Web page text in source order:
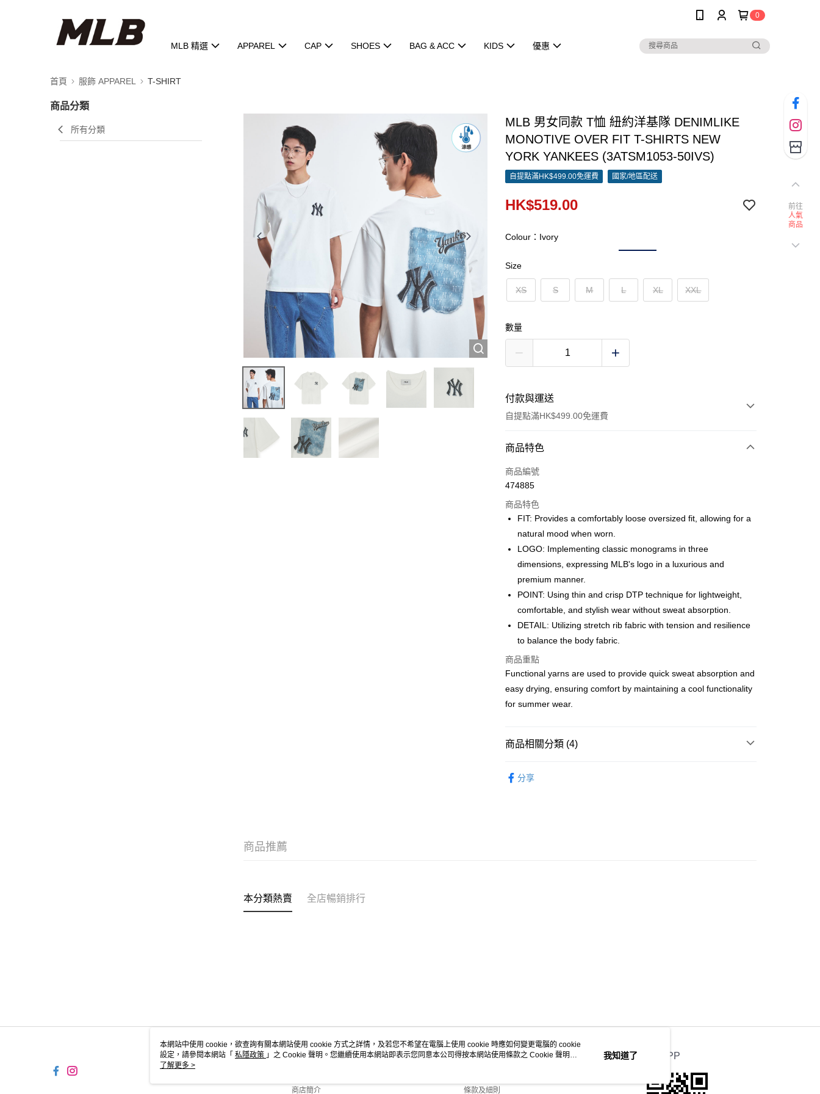
0
MLB 精選 APPAREL CAP SHOES BAG & ACC KIDS 優惠
首頁 服飾 APPAREL T-SHIRT
商品分類
所有分類
MLB 男女同款 T恤 紐約洋基隊 DENIMLIKE
MONOTIVE OVER FIT T-SHIRTS NEW
YORK YANKEES (3ATSM1053-50IVS)
自提點滿HK$499.00免運費 國家/地區配送
HK$519.00
Colour：Ivory
Size
XS S M L XL XXL
數量
付款與運送
自提點滿HK$499.00免運費
付款方式
信用卡
Google Pay
AlipayHK
WeChat Pay
送貨方式
付款後順豐站及營業點
每筆HK$50.00，滿HK$499.00或以上免運費
付款後順豐合作便利店
每筆HK$50.00，滿HK$499.00或以上免運費
送貨上門免運優惠
配送至澳門 運費表
商品特色
商品編號
474885
商品特色
FIT: Provides a comfortably loose oversized fit, allowing for a
natural mood when worn.
LOGO: Implementing classic monograms in three
dimensions, expressing MLB's logo in a luxurious and
premium manner.
POINT: Using thin and crisp DTP technique for lightweight,
comfortable, and stylish wear without sweat absorption.
DETAIL: Utilizing stretch rib fabric with tension and resilience
to balance the body fabric.
商品重點
Functional yarns are used to provide quick sweat absorption and
easy drying, ensuring comfort by maintaining a cool functionality
for summer wear.
商品相關分類 (4)
分享
商品推薦
本分類熱賣 全店暢銷排行
關於我們
商店簡介
客戶服務
條款及細則
官方APP
前往
人氣
商品
本網站中使用 cookie，欲查詢有關本網站使用 cookie 方式之詳情，及若您不希望在電腦上使用 cookie 時應如何變更電腦的 cookie
設定，請參閱本網站「 私隱政策 」之 Cookie 聲明。您繼續使用本網站即表示您同意本公司得按本網站使用條款之 Cookie 聲明使
用 cookie。
了解更多 >
我知道了